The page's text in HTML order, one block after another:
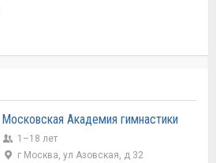
Московская Академия гимнастики
1–18 лет
г Москва, ул Азовская, д 32